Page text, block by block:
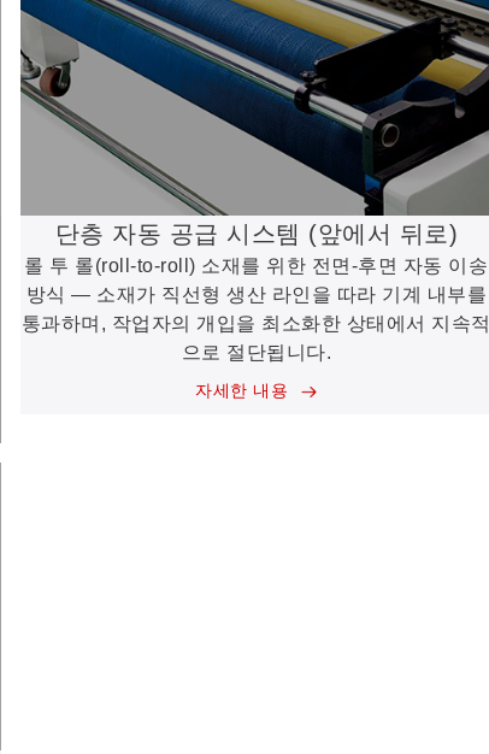
단층 자동 공급 시스템 (앞에서 뒤로)
롤 투 롤(roll-to-roll) 소재를 위한 전면-후면 자동 이송
방식 — 소재가 직선형 생산 라인을 따라 기계 내부를
통과하며, 작업자의 개입을 최소화한 상태에서 지속적
으로 절단됩니다.
자세한 내용